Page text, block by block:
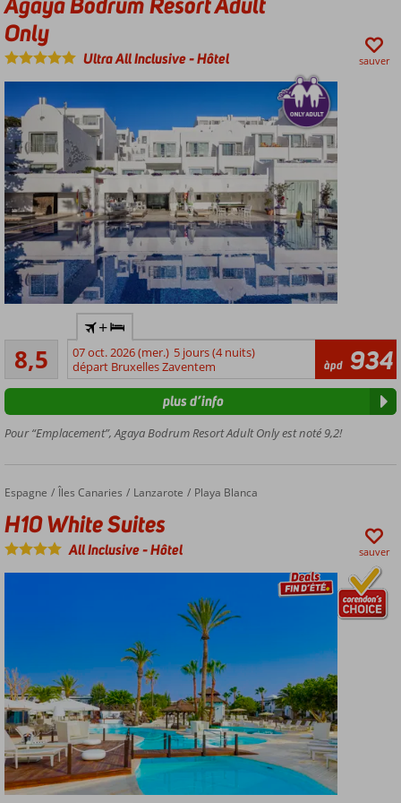
de la
chaîne
Sunrise
Late
Check-
Out*
Only
Ultra All Inclusive-Hôtel sauver
minimum
16 ans
Sur
colline
vue sur le
château
8,5
Recommandé
42
commentaires
+
07 oct. 2026 (mer.) 5 jours (4 nuits)
départ Bruxelles Zaventem
àpd 934
Pour “Emplacement”, Agaya Bodrum Resort Adult Only est noté 9,2!
plus d’info
Accueil
Espagne Îles Canaries Lanzarote Playa Blanca
H10 White Suites
H10 White Suites
All Inclusive-Hôtel sauver